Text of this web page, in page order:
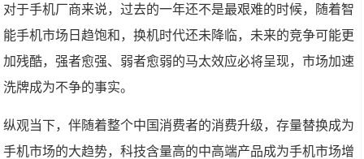
对于手机厂商来说，过去的一年还不是最艰难的时候，随着智
能手机市场日趋饱和，换机时代还未降临，未来的竞争可能更
加残酷，强者愈强、弱者愈弱的马太效应必将呈现，市场加速
洗牌成为不争的事实。
纵观当下，伴随着整个中国消费者的消费升级，存量替换成为
手机市场的大趋势，科技含量高的中高端产品成为手机市场增